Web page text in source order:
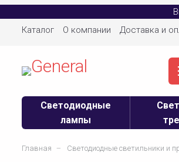
Каталог
О компании Доставка и
Светодиодные
лампы
Главная Светодиодные светильники и